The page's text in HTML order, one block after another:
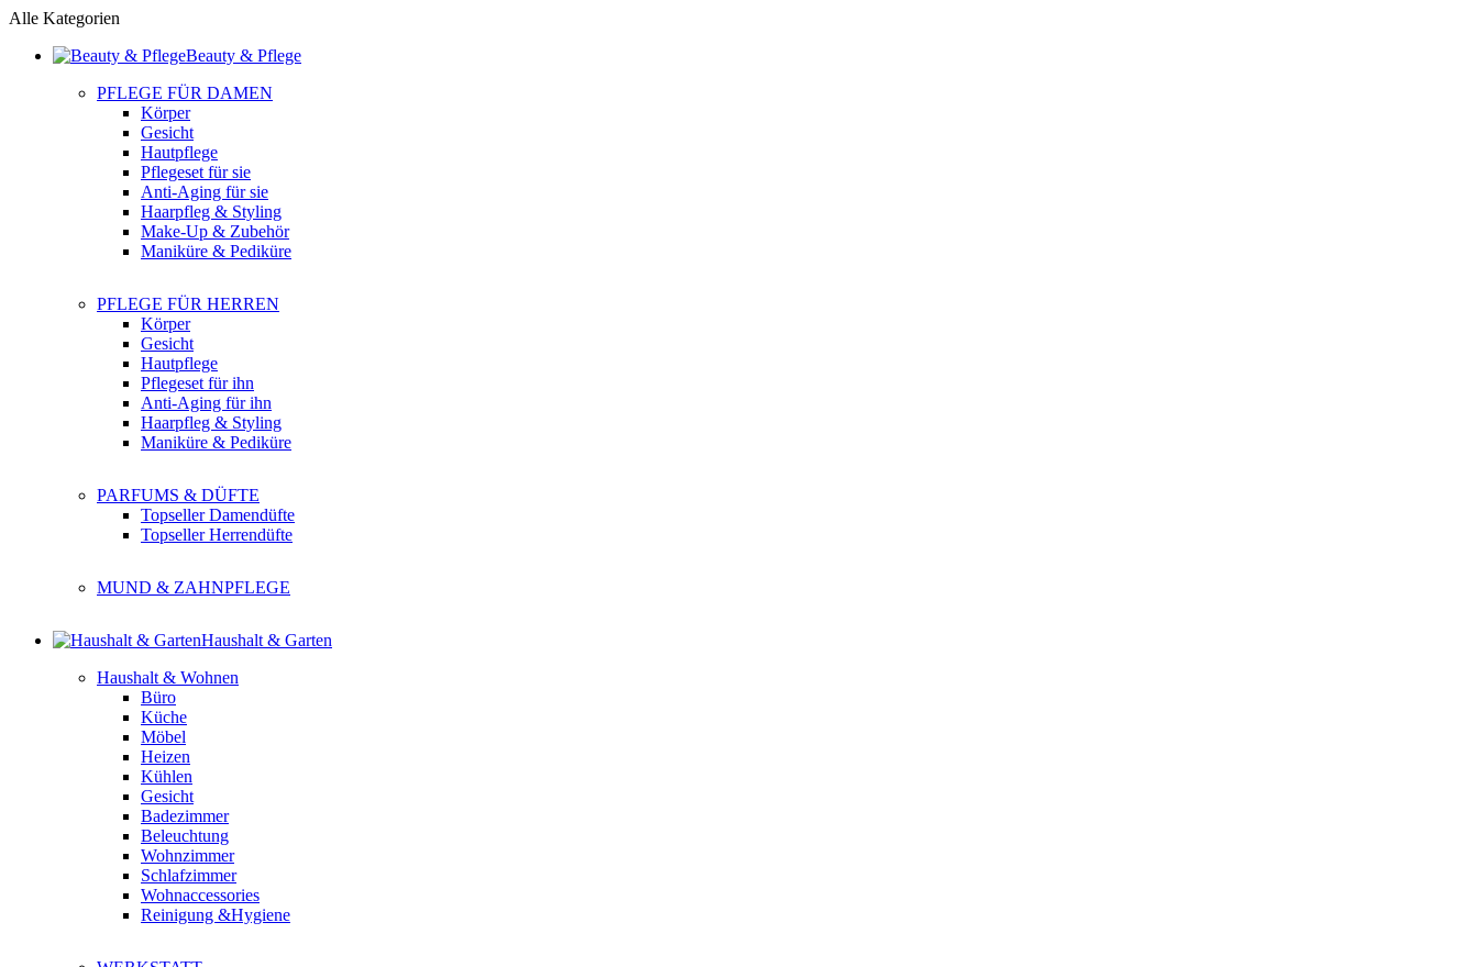
Alle Kategorien
Beauty & Pflege
PFLEGE FÜR DAMEN
Körper
Gesicht
Hautpflege
Pflegeset für sie
Anti-Aging für sie
Haarpfleg & Styling
Make-Up & Zubehör
Maniküre & Pediküre
PFLEGE FÜR HERREN
Körper
Gesicht
Hautpflege
Pflegeset für ihn
Anti-Aging für ihn
Haarpfleg & Styling
Maniküre & Pediküre
PARFUMS & DÜFTE
Topseller Damendüfte
Topseller Herrendüfte
MUND & ZAHNPFLEGE
Haushalt & Garten
Haushalt & Wohnen
Büro
Küche
Möbel
Heizen
Kühlen
Gesicht
Badezimmer
Beleuchtung
Wohnzimmer
Schlafzimmer
Wohnaccessories
Reinigung &Hygiene